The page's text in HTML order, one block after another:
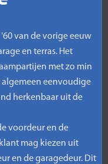
van de vorige eeuw
en terras. Het
met zo min
eenvoudige
herkenbaar uit de
voordeur en de
mag kiezen uit
en de garagedeur. Dit